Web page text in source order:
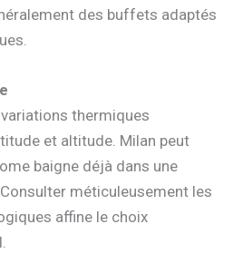
des buffets adaptés
thermiques
et altitude. Milan peut
baigne déjà dans une
méticuleusement les
affine le choix